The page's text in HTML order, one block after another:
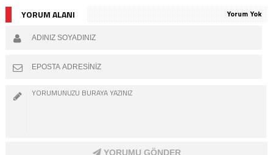
YORUM ALANI
Yorum Yok
YORUMU GÖNDER